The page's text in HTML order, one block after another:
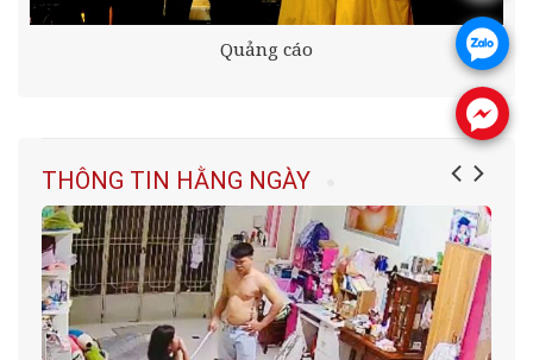
Quảng cáo
THÔNG TIN HẰNG NGÀY
.
.